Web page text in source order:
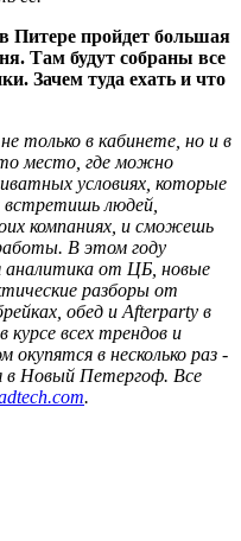
Питере пройдет большая
Там будут собраны все
Зачем туда ехать и что
только в кабинете, но и в
место, где можно
условиях, которые
людей,
компаниях, и сможешь
В этом году
аналитика от ЦБ, новые
разборы от
обед и Afterparty в
всех трендов и
в несколько раз -
в Новый Петергоф. Все
.